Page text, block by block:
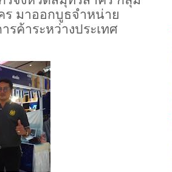
มาออกบูธจำหน่าย
ค้าระหว่างประเทศ